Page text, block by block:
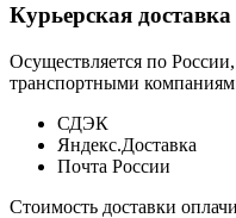
Курьерская доставка
Осуществляется по
транспортными
СДЭК
Яндекс.Доставка
Почта России
Стоимость доставки